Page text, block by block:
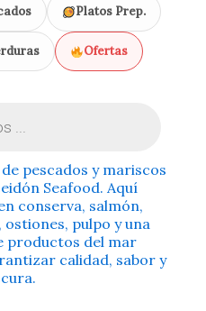
Platos Prep.
Ofertas
pescados y mariscos
Seafood. Aquí
conserva, salmón,
pulpo y una
productos del mar
calidad, sabor y